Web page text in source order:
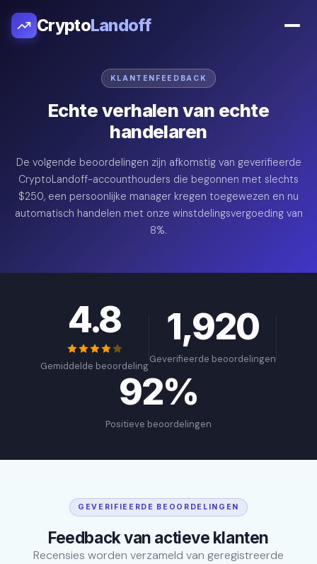
CryptoLandoff
KLANTENFEEDBACK
Echte verhalen van echte
handelaren
De volgende beoordelingen zijn afkomstig van geverifieerde
CryptoLandoff-accounthouders die begonnen met slechts
$250, een persoonlijke manager kregen toegewezen en nu
automatisch handelen met onze winstdelingsvergoeding van
8%.
4.8
Gemiddelde beoordeling
1,920
Geverifieerde beoordelingen
92%
Positieve beoordelingen
GEVERIFIEERDE BEOORDELINGEN
Feedback van actieve klanten
Recensies worden verzameld van geregistreerde